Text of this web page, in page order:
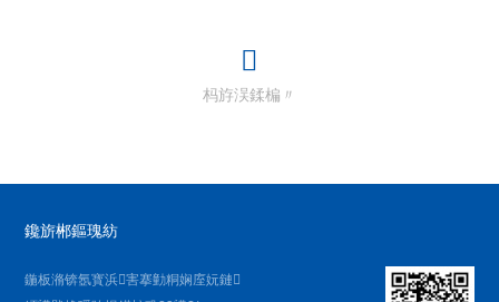
杩斿洖鍒楄〃
鑱旂郴鏂瑰紡
鍦板潃锛氬寳浜害搴勭粡娴庢妧鏈